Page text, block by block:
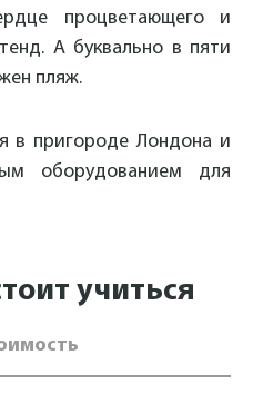
процветающего и
А буквально в пяти
пляж.
в пригороде Лондона и
оборудованием для
учиться